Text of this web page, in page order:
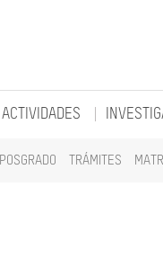
POSGRADO TRÁMITES
ACTIVIDADES